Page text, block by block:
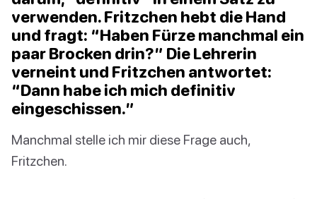
verwenden. Fritzchen hebt die Hand
und fragt: “Haben Fürze manchmal ein
paar Brocken drin?” Die Lehrerin
verneint und Fritzchen antwortet:
“Dann habe ich mich definitiv
eingeschissen.”
Manchmal stelle ich mir diese Frage auch,
Fritzchen.